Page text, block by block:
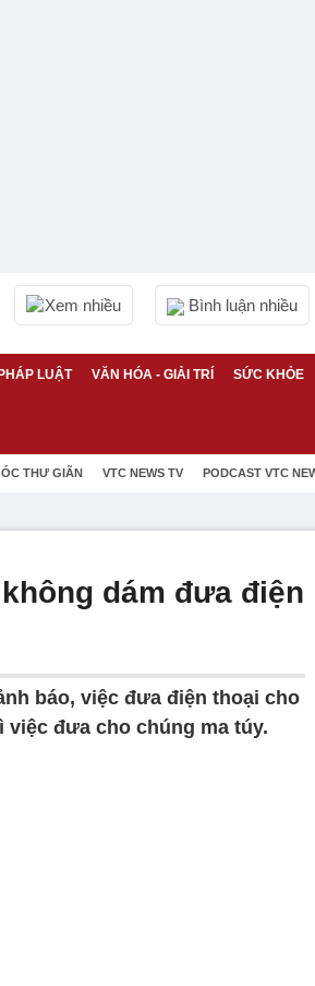
Xem nhiều Bình luận nhiều
PHÁP LUẬT VĂN HÓA - GIẢI TRÍ SỨC KHỎE
THƯ GIÃN VTC NEWS TV PODCAST VTC
dám đưa điện
báo, việc đưa điện thoại cho
việc đưa cho chúng ma túy.